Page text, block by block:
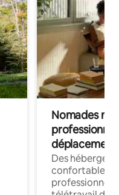
Nomades
déplacement
Des
confortables
professionnels